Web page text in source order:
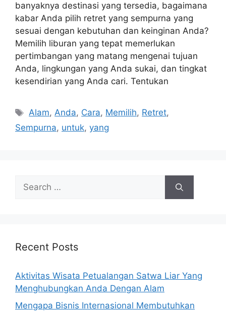
banyaknya destinasi yang tersedia, bagaimana
kabar Anda pilih retret yang sempurna yang
sesuai dengan kebutuhan dan keinginan Anda?
Memilih liburan yang tepat memerlukan
pertimbangan yang matang mengenai tujuan
Anda, lingkungan yang Anda sukai, dan tingkat
kesendirian yang Anda cari. Tentukan
Tags
Alam,Anda, Cara, Memilih, Retret,
Sempurna, untuk, yang
Search
for:
Recent Posts
Aktivitas Wisata Petualangan Satwa Liar Yang
Menghubungkan Anda Dengan Alam
Mengapa Bisnis Internasional Membutuhkan